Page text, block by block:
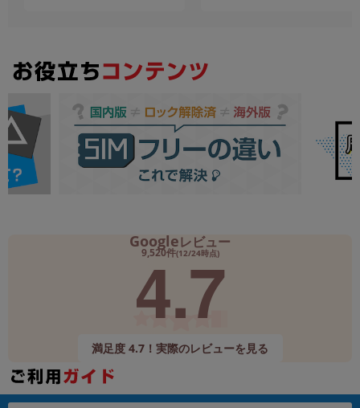
Googleレビュー
9,520件(12/24時点)
4.7
満足度 4.7！実際のレビューを見る